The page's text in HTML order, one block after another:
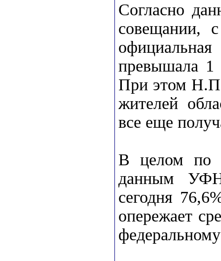
Согласно
совещании,
превышала 1
При этом
жителей
все еще
В целом по
данным
сегодня
опережает